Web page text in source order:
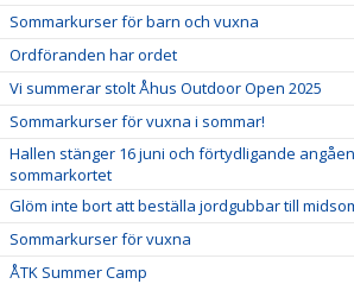
Sommarkurser för barn och vuxna
Ordföranden har ordet
Vi summerar stolt Åhus Outdoor Open 2025
Sommarkurser för vuxna i sommar!
Hallen stänger 16 juni och förtydligande
sommarkortet
Glöm inte bort att beställa jordgubbar till
Sommarkurser för vuxna
ÅTK Summer Camp